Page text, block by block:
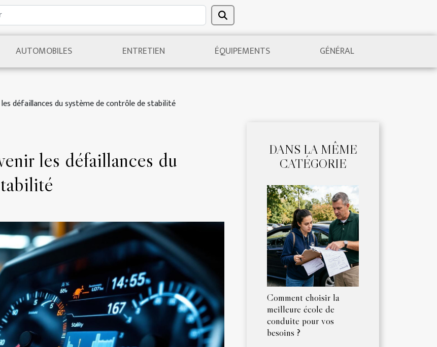
AUTOMOBILES ENTRETIEN ÉQUIPEMENTS GÉNÉRAL
défaillances du système de contrôle de stabilité
les défaillances du
DANS LA MÊME
CATÉGORIE
Comment choisir la
meilleure école de
conduite pour vos
besoins ?